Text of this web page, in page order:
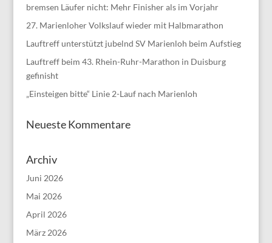
bremsen Läufer nicht: Mehr Finisher als im Vorjahr
27. Marienloher Volkslauf wieder mit Halbmarathon
Lauftreff unterstützt jubelnd SV Marienloh beim Aufstieg
Lauftreff beim 43. Rhein-Ruhr-Marathon in Duisburg
gefinisht
„Einsteigen bitte“ Linie 2-Lauf nach Marienloh
Neueste Kommentare
Archiv
Juni 2026
Mai 2026
April 2026
März 2026